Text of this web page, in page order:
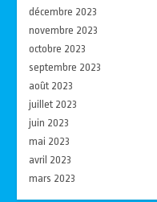
décembre 2023
novembre 2023
octobre 2023
septembre 2023
août 2023
juillet 2023
juin 2023
mai 2023
avril 2023
mars 2023